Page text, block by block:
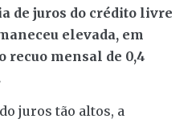
de juros do crédito livre
elevada, em
recuo mensal de 0,4
juros tão altos, a